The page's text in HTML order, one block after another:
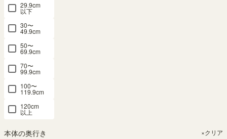
29.9cm
以下
30〜
49.9cm
50〜
69.9cm
70〜
99.9cm
100〜
119.9cm
120cm
以上
本体の奥行き ×クリア
Amazon.co.jpにご登録の情報を利用してログインまたは会員
タンよりお進みください。
LINEとの会員連携がお済みの方は、「LINEでログイン」ボタ
ンからログインしてください。まだの方は、
をしてください。
け取ることができます。